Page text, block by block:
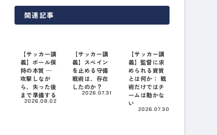
関連記事
【サッカー講
義】ボール保
持の本質 ─
攻撃しなが
ら、失った後
まで準備する
2026.08.02
【サッカー講
義】スペイン
を止める守備
戦術は、存在
したのか？
2026.07.31
【サッカー講
義】監督に求
められる資質
とは何か： 戦
術だけではチ
ームは動かな
い
2026.07.30